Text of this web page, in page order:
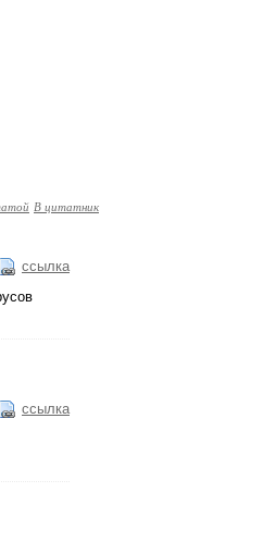
В цитатник
ссылка
ссылка